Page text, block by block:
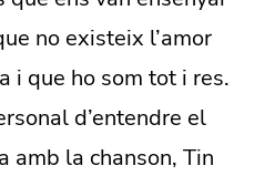
no existeix l’amor
i que ho som tot i res.
d’entendre el
amb la chanson, Tin